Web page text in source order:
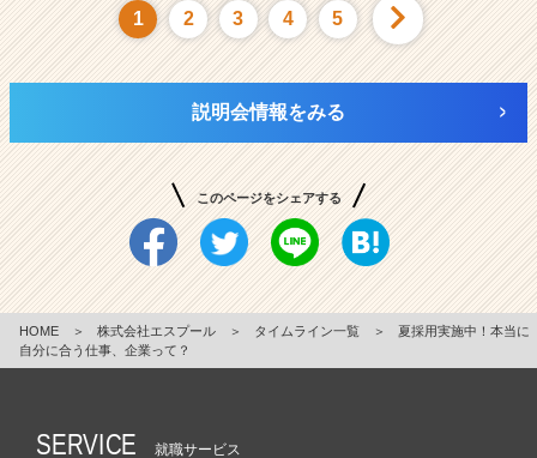
1 2 3 4 5
説明会情報をみる
このページをシェアする
HOME ＞ 株式会社エスプール ＞ タイムライン一覧 ＞
夏採用実施中！本当に
自分に合う仕事、企業って？
SERVICE 就職サービス